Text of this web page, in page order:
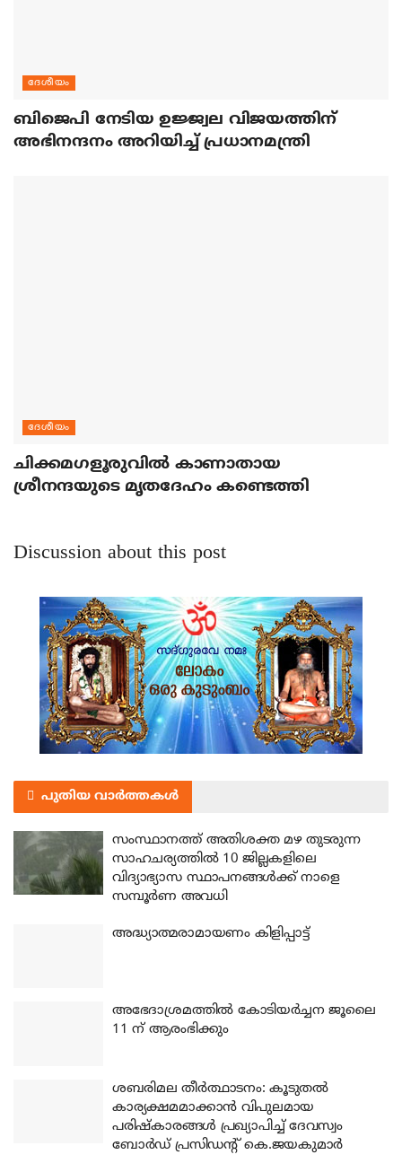
ദേശീയം
ബിജെപി നേടിയ ഉജ്ജ്വല വിജയത്തിന്
അഭിനന്ദനം അറിയിച്ച് പ്രധാനമന്ത്രി
ദേശീയം
ചിക്കമഗളൂരുവില്‍ കാണാതായ
ശ്രീനന്ദയുടെ മൃതദേഹം കണ്ടെത്തി
Discussion about this post
പുതിയ വാർത്തകൾ
സംസ്ഥാനത്ത് അതിശക്ത മഴ തുടരുന്ന
സാഹചര്യത്തിൽ 10 ജില്ലകളിലെ
വിദ്യാഭ്യാസ സ്ഥാപനങ്ങൾക്ക് നാളെ
സമ്പൂർണ അവധി
അദ്ധ്യാത്മരാമായണം കിളിപ്പാട്ട്
അഭേദാശ്രമത്തില്‍ കോടിയര്‍ച്ചന ജൂലൈ
11 ന് ആരംഭിക്കും
ശബരിമല തീര്‍ത്ഥാടനം: കൂടുതല്‍
കാര്യക്ഷമമാക്കാന്‍ വിപുലമായ
പരിഷ്‌കാരങ്ങള്‍ പ്രഖ്യാപിച്ച് ദേവസ്വം
ബോര്‍ഡ് പ്രസിഡന്റ് കെ.ജയകുമാര്‍